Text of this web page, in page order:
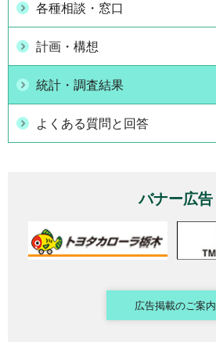
各種相談・窓口
計画・構想
統計・調査結果
よくある質問と回答
バナー広告
広告掲載のご案内